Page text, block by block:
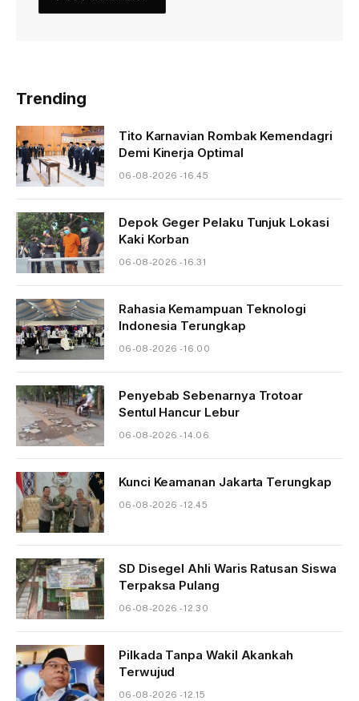
Trending
Tito Karnavian Rombak Kemendagri
Demi Kinerja Optimal
06-08-2026 - 16.45
Depok Geger Pelaku Tunjuk Lokasi
Kaki Korban
06-08-2026 - 16.31
Rahasia Kemampuan Teknologi
Indonesia Terungkap
06-08-2026 - 16.00
Penyebab Sebenarnya Trotoar
Sentul Hancur Lebur
06-08-2026 - 14.06
Kunci Keamanan Jakarta Terungkap
06-08-2026 - 12.45
SD Disegel Ahli Waris Ratusan Siswa
Terpaksa Pulang
06-08-2026 - 12.30
Pilkada Tanpa Wakil Akankah
Terwujud
06-08-2026 - 12.15